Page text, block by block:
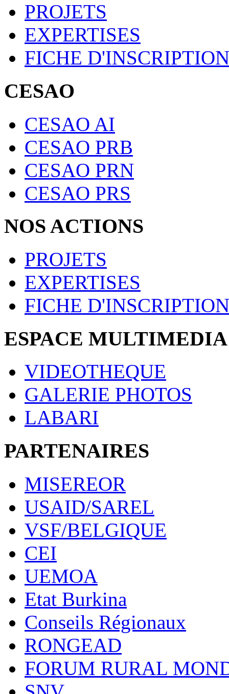
PROJETS
EXPERTISES
FICHE D'INSCRIPTION
CESAO
CESAO AI
CESAO PRB
CESAO PRN
CESAO PRS
NOS ACTIONS
PROJETS
EXPERTISES
FICHE D'INSCRIPTION
ESPACE MULTIMEDIA
VIDEOTHEQUE
GALERIE PHOTOS
LABARI
PARTENAIRES
MISEREOR
USAID/SAREL
VSF/BELGIQUE
CEI
UEMOA
Etat Burkina
Conseils Régionaux
RONGEAD
FORUM RURAL